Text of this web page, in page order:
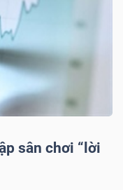
sân chơi “lời